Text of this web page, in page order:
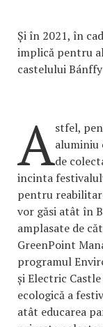
Și în 2021, în
implică pentru
castelului
Astfel,
de
incinta
pentru
vor găsi atât în
amplasate de
GreenPoint
programul
și Electric
ecologică a
atât educarea